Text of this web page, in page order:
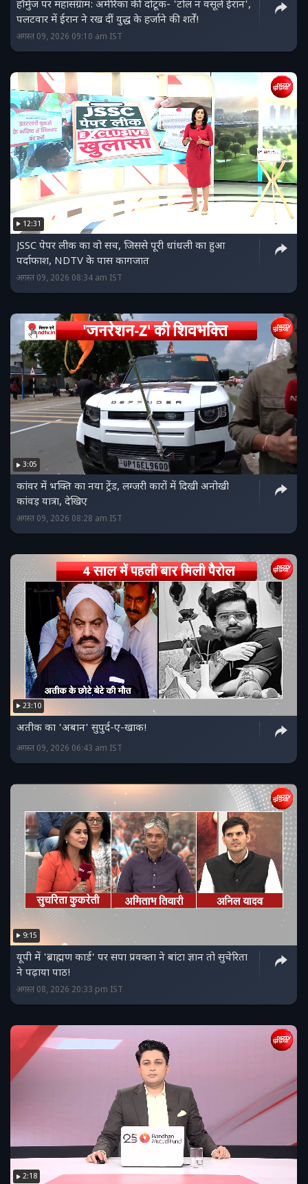
हॉर्मुज पर महासंग्राम: अमेरिका की दोटूक- 'टोल न वसूले ईरान',
पलटवार में ईरान ने रख दीं युद्ध के हर्जाने की शर्तें!
अगस्त 09, 2026 09:10 am IST
12:31
JSSC पेपर लीक का वो सच, जिससे पूरी धांधली का हुआ
पर्दाफाश, NDTV के पास कागजात
अगस्त 09, 2026 08:34 am IST
3:05
कांवर में भक्ति का नया ट्रेंड, लग्जरी कारों में दिखी अनोखी
कांवड़ यात्रा, देखिए
अगस्त 09, 2026 08:28 am IST
23:10
अतीक का 'अबान' सुपुर्द-ए-खाक!
अगस्त 09, 2026 06:43 am IST
9:15
यूपी में 'ब्राह्मण कार्ड' पर सपा प्रवक्ता ने बांटा ज्ञान तो सुचेरिता
ने पढ़ाया पाठ!
अगस्त 08, 2026 20:33 pm IST
2:18